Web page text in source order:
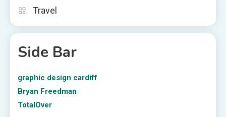
Travel
Side Bar
graphic design cardiff
Bryan Freedman
TotalOver